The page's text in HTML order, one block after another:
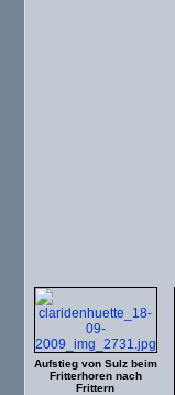
Aufstieg von Sulz beim
Fritterhoren nach
Frittern